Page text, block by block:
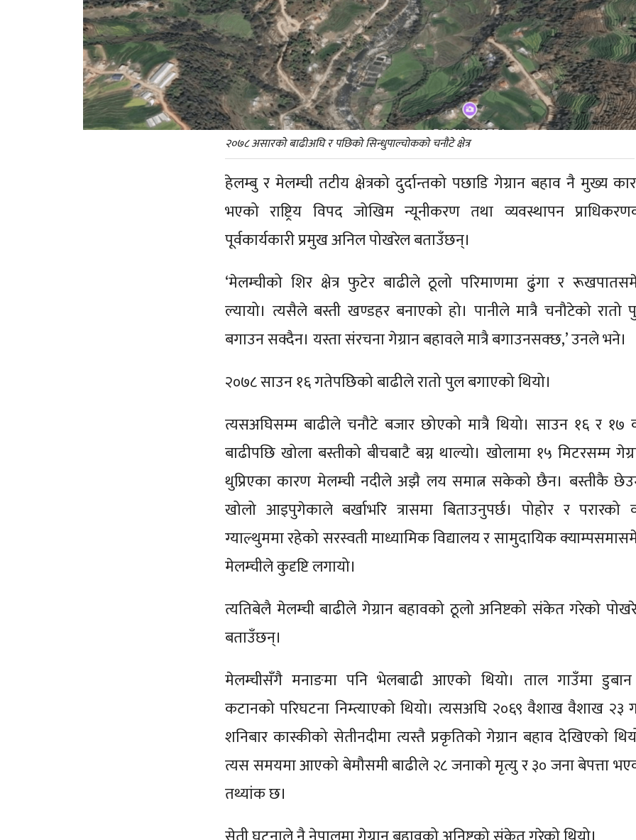
२०७८ असारको बाढीअघि र पछिको सिन्धुपाल्चोकको चनौटे क्षेत्र
हेलम्बु र मेलम्ची तटीय क्षेत्रको दुर्दान्तको पछाडि गेग्रान बहाव नै मुख्य
भएको राष्ट्रिय विपद जोखिम न्यूनीकरण तथा व्यवस्थापन
पूर्वकार्यकारी प्रमुख अनिल पोखरेल बताउँछन्।
‘मेलम्चीको शिर क्षेत्र फुटेर बाढीले ठूलो परिमाणमा ढुंगा र
ल्यायो। त्यसैले बस्ती खण्डहर बनाएको हो। पानीले मात्रै चनौटेको रातो
बगाउन सक्दैन। यस्ता संरचना गेग्रान बहावले मात्रै बगाउनसक्छ,’ उनले भने।
२०७८ साउन १६ गतेपछिको बाढीले रातो पुल बगाएको थियो।
त्यसअघिसम्म बाढीले चनौटे बजार छोएको मात्रै थियो। साउन १६ र १७
बाढीपछि खोला बस्तीको बीचबाटै बग्न थाल्यो। खोलामा १५ मिटरसम्म
थुप्रिएका कारण मेलम्ची नदीले अझै लय समात्न सकेको छैन। बस्तीकै
खोलो आइपुगेकाले बर्खाभरि त्रासमा बिताउनुपर्छ। पोहोर र परारको
ग्याल्थुममा रहेको सरस्वती माध्यामिक विद्यालय र सामुदायिक
मेलम्चीले कुदृष्टि लगायो।
त्यतिबेलै मेलम्ची बाढीले गेग्रान बहावको ठूलो अनिष्टको संकेत गरेको
बताउँछन्।
मेलम्चीसँगै मनाङमा पनि भेलबाढी आएको थियो। ताल गाउँमा
कटानको परिघटना निम्त्याएको थियो। त्यसअघि २०६९ वैशाख वैशाख २३
शनिबार कास्कीको सेतीनदीमा त्यस्तै प्रकृतिको गेग्रान बहाव देखिएको
त्यस समयमा आएको बेमौसमी बाढीले २८ जनाको मृत्यु र ३० जना बेपत्ता
तथ्यांक छ।